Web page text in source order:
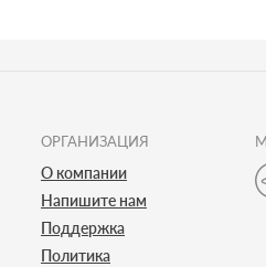
ОРГАНИЗАЦИЯ
О компании
Напишите нам
Поддержка
Политика